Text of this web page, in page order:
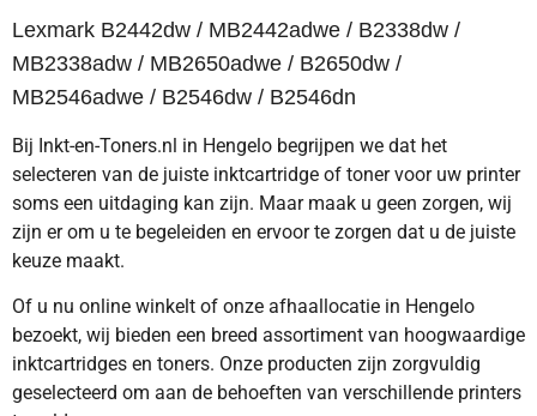
Lexmark B2442dw / MB2442adwe / B2338dw /
MB2338adw / MB2650adwe / B2650dw /
MB2546adwe / B2546dw / B2546dn
Bij Inkt-en-Toners.nl in Hengelo begrijpen we dat het
selecteren van de juiste inktcartridge of toner voor uw printer
soms een uitdaging kan zijn. Maar maak u geen zorgen, wij
zijn er om u te begeleiden en ervoor te zorgen dat u de juiste
keuze maakt.
Of u nu online winkelt of onze afhaallocatie in Hengelo
bezoekt, wij bieden een breed assortiment van hoogwaardige
inktcartridges en toners. Onze producten zijn zorgvuldig
geselecteerd om aan de behoeften van verschillende printers